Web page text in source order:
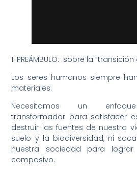
1. PREÁMBULO: sobre la ”transición
Los seres humanos siempre
materiales.
Necesitamos un enfoque
transformador para satisfacer
destruir las fuentes de nuestra
suelo y la biodiversidad, ni
nuestra sociedad para
compasivo.